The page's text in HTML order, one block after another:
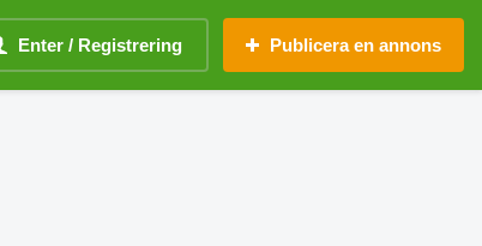
Enter / Registrering Publicera en annons